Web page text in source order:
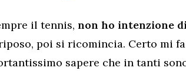
il tennis, non ho intenzione
poi si ricomincia. Certo mi
sapere che in tanti